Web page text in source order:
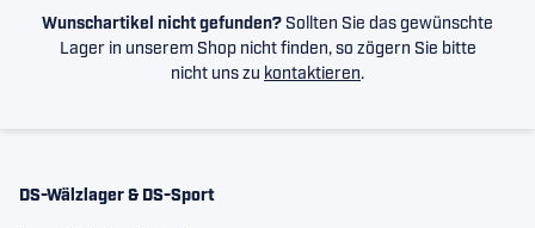
Wunschartikel nicht gefunden? Sollten Sie das gewünschte
Lager in unserem Shop nicht finden, so zögern Sie bitte
nicht uns zu kontaktieren.
DS-Wälzlager & DS-Sport